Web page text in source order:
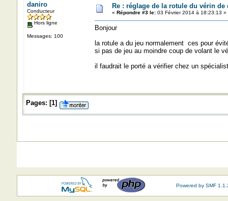
daniro
Conducteur
Hors ligne
Messages: 100
Re : réglage de la rotule du vérin
« Répondre #3 le:03 Février 2014 à 18:23:13 »
Bonjour
la rotule a du jeu normalement ces pour
si pas de jeu au moindre coup de volant le
il faudrait le porté a vérifier chez un
Pages: [1]
Powered by SMF